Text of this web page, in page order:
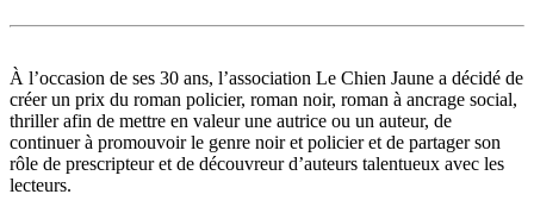
À l’occasion de ses 30 ans, l’association Le Chien Jaune a décidé de
créer un prix du roman policier, roman noir, roman à ancrage social,
thriller afin de mettre en valeur une autrice ou un auteur, de
continuer à promouvoir le genre noir et policier et de partager son
rôle de prescripteur et de découvreur d’auteurs talentueux avec les
lecteurs.